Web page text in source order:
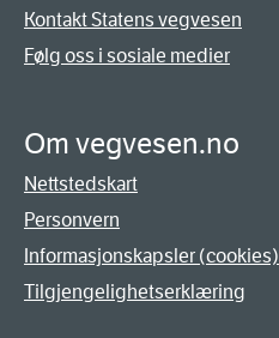
Kontakt Statens vegvesen
Følg oss i sosiale medier
Om vegvesen.no
Nettstedskart
Personvern
Informasjonskapsler (cookies)
Tilgjengelighetserklæring